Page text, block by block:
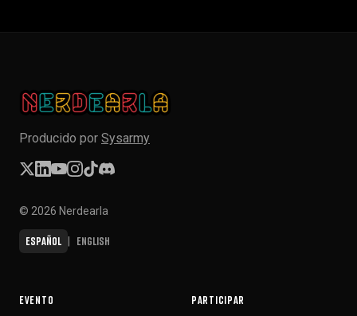
Producido por Sysarmy
© 2026 Nerdearla
Español English
EVENTO PARTICIPAR